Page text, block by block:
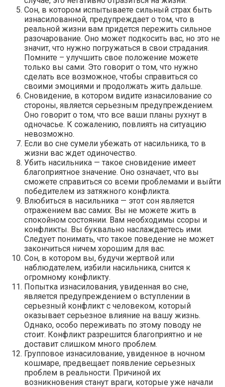
Сон, в котором испытываете сильный страх быть
изнасилованной, предупреждает о том, что в
реальной жизни вам придется пережить сильное
разочарование. Оно может подкосить вас, но это не
значит, что нужно погружаться в свои страдания.
Помните – улучшить свое положение можете
только вы сами. Это говорит о том, что нужно
сделать все возможное, чтобы справиться со
своими эмоциями и продолжать жить дальше.
Сновидение, в котором видите изнасилование со
стороны, является серьезным предупреждением.
Оно говорит о том, что все ваши планы рухнут в
одночасье. К сожалению, повлиять на ситуацию
невозможно.
Если во сне сумели убежать от насильника, то в
жизни вас ждет одиночество.
Убить насильника — такое сновидение имеет
благоприятное значение. Оно означает, что вы
сможете справиться со всеми проблемами и выйти
победителем из затяжного конфликта.
Влюбиться в насильника — этот сон является
отражением вас самих. Вы не можете жить в
спокойном состоянии. Вам необходимы ссоры и
конфликты. Вы буквально наслаждаетесь ими.
Следует понимать, что такое поведение не может
закончиться ничем хорошим для вас.
Сон, в котором вы, будучи жертвой или
наблюдателем, избили насильника, снится к
огромному конфликту.
Попытка изнасилования, увиденная во сне,
является предупреждением о вступлении в
серьезный конфликт с человеком, который
оказывает серьезное влияние на вашу жизнь.
Однако, особо переживать по этому поводу не
стоит. Конфликт разрешится благоприятно и не
доставит слишком много проблем.
Групповое изнасилование, увиденное в ночном
кошмаре, предвещает появление серьезных
проблем в реальности. Причиной их
возникновения станут враги, которые уже начали